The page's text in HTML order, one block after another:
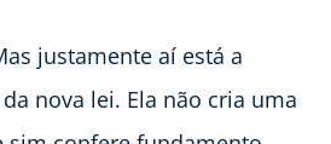
justamente aí está a
nova lei. Ela não cria uma